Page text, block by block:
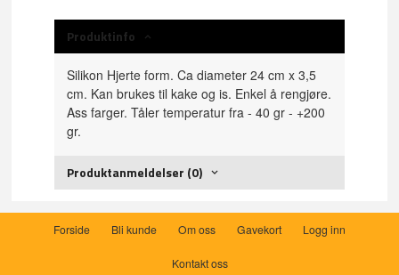
Produktinfo
Silikon Hjerte form. Ca diameter 24 cm x 3,5
cm. Kan brukes til kake og is. Enkel å rengjøre.
Ass farger. Tåler temperatur fra - 40 gr - +200
gr.
Produktanmeldelser (0)
Forside Bli kunde Om oss Gavekort Logg inn
Kontakt oss